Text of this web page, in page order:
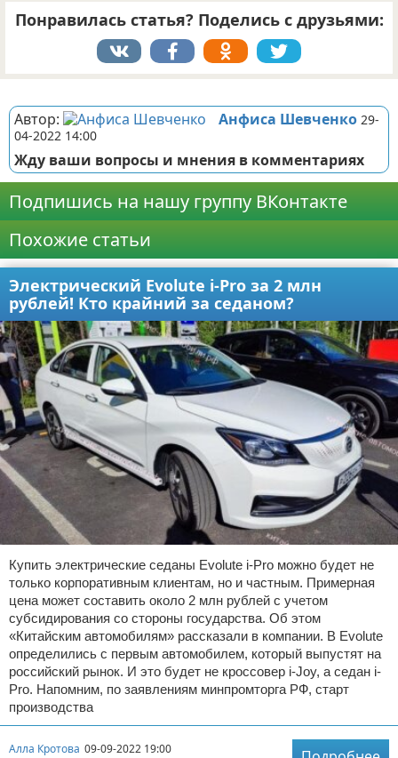
Понравилась статья? Поделись с друзьями:
Автор: Анфиса Шевченко 29-
04-2022 14:00
Жду ваши вопросы и мнения в комментариях
Подпишись на нашу группу ВКонтакте
Похожие статьи
Электрический Evolute i-Pro за 2 млн
рублей! Кто крайний за седаном?
Купить электрические седаны Evolute i-Pro можно будет не
только корпоративным клиентам, но и частным. Примерная
цена может составить около 2 млн рублей с учетом
субсидирования со стороны государства. Об этом
«Китайским автомобилям» рассказали в компании. В Evolute
определились с первым автомобилем, который выпустят на
российский рынок. И это будет не кроссовер i-Joy, а седан i-
Pro. Напомним, по заявлениям минпромторга РФ, старт
производства
Алла Кротова 09-09-2022 19:00